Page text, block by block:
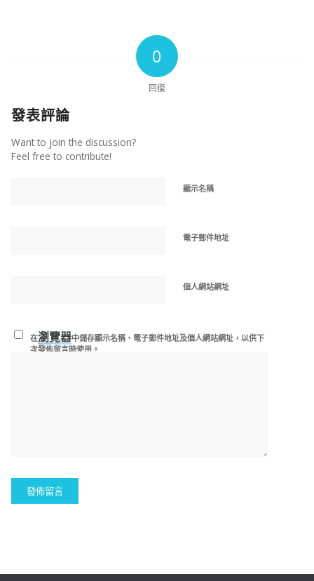
0
回復
發表評論
Want to join the discussion?
Feel free to contribute!
顯示名稱
電子郵件地址
個人網站網址
在瀏覽器中儲存顯示名稱、電子郵件地址及個人網站網址，以供下
次發佈留言時使用。